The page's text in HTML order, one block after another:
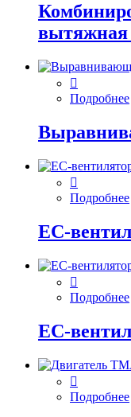
вытяжная
Подробнее
Подробнее
EC-
Подробнее
EC-
Подробнее